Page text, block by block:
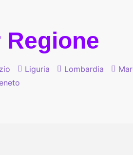
Liguria Lombardia